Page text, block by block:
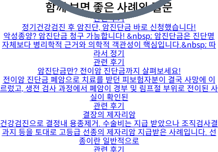
함께 보면 좋은 사례와 질문
관련 후기
정기건강검진 후 암진단, 암진단금 바로 신청했습니다!
악성종양? 암진단금 청구 가능합니다! &nbsp; 암진단금은 진단명
자체보다 병리학적 근거와 의학적 객관성이 핵심입니다.&nbsp; 따
라서 정기
관련 후기
암진단금만? 전이암 진단금까지 살펴보세요!
전이암 진단금 폐암으로 치료를 받던 피보험자분이 결국 사망에 이
르렀고, 생전 검사 과정에서 폐암이 경부 및 림프절 부위로 전이된 사
실이 확인된
관련 후기
결장의 제자리암
건강검진으로 결정내 용종제거. 수술비는 지급 받았으나 조직검사결
과지 등을 토대로 고등급 선종의 제자리암 지급받은 사례입니다. 선
종이란 일반적으로
관련 후기